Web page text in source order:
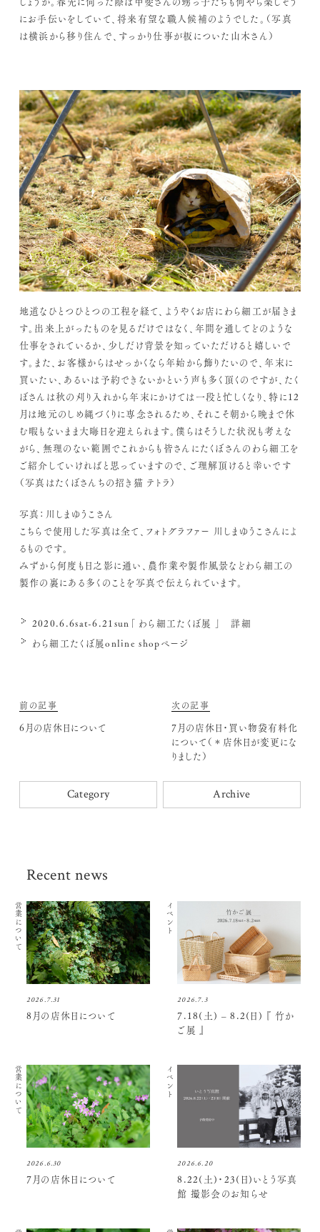
にお手伝いをしていて、将来有望な職人候補のようでした。（写真
は横浜から移り住んで、すっかり仕事が板についた山木さん）
地道なひとつひとつの工程を経て、ようやくお店にわら細工が届きま
す。出来上がったものを見るだけではなく、年間を通してどのような
仕事をされているか、少しだけ背景を知っていただけると嬉しいで
す。また、お客様からはせっかくなら年始から飾りたいので、年末に
買いたい、あるいは予約できないかという声も多く頂くのですが、たく
ぼさんは秋の刈り入れから年末にかけては一段と忙しくなり、特に12
月は地元のしめ縄づくりに専念されるため、それこそ朝から晩まで休
む暇もないまま大晦日を迎えられます。僕らはそうした状況も考えな
がら、無理のない範囲でこれからも皆さんにたくぼさんのわら細工を
ご紹介していければと思っていますので、ご理解頂けると幸いです
（写真はたくぼさんちの招き猫 テトラ）
写真：川しまゆうこさん
こちらで使用した写真は全て、フォトグラファー 川しまゆうこさんによ
るものです。
みずから何度も日之影に通い、農作業や製作風景などわら細工の
製作の裏にある多くのことを写真で伝えられています。
2020.6.6sat-6.21sun「 わら細工たくぼ展 」 詳細
わら細工たくぼ展online shopページ
前の記事
6月の店休日について
次の記事
7月の店休日・買い物袋有料化
について（＊店休日が変更にな
りました）
Category Archive
Recent news
2026.7.31
営業について
8月の店休日について
2026.7.3
イベント
7.18(土) – 8.2(日) 『 竹か
ご展 』
2026.6.30
営業について
7月の店休日について
2026.6.20
イベント
8.22(土)・23(日)いとう写真
館 撮影会のお知らせ